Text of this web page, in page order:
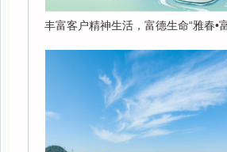
丰富客户精神生活，富德生命“雅春•